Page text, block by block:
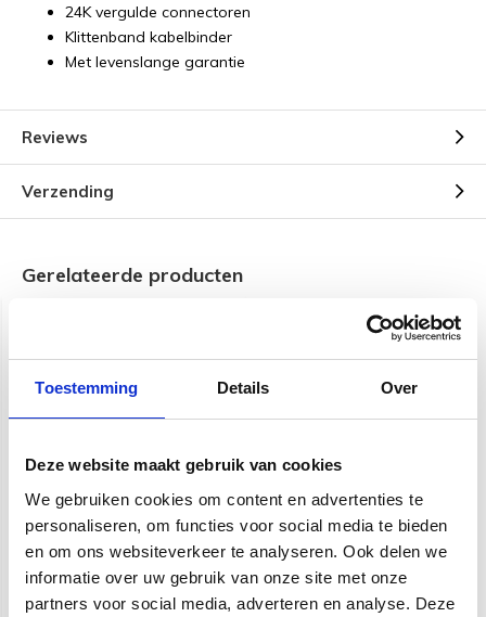
Toestemming Details Over
Deze website maakt gebruik van cookies
We gebruiken cookies om content en advertenties te
personaliseren, om functies voor social media te bieden
en om ons websiteverkeer te analyseren. Ook delen we
informatie over uw gebruik van onze site met onze
partners voor social media, adverteren en analyse. Deze
24K vergulde connectoren
Klittenband kabelbinder
Met levenslange garantie
Reviews
Verzending
Gerelateerde producten
Fender patch kabel | 90
cm | 3 ft | Deluxe Series
€ 22,95
Fender Deluxe Series
Instrumentkabel | 5,5
meter
€ 28,95